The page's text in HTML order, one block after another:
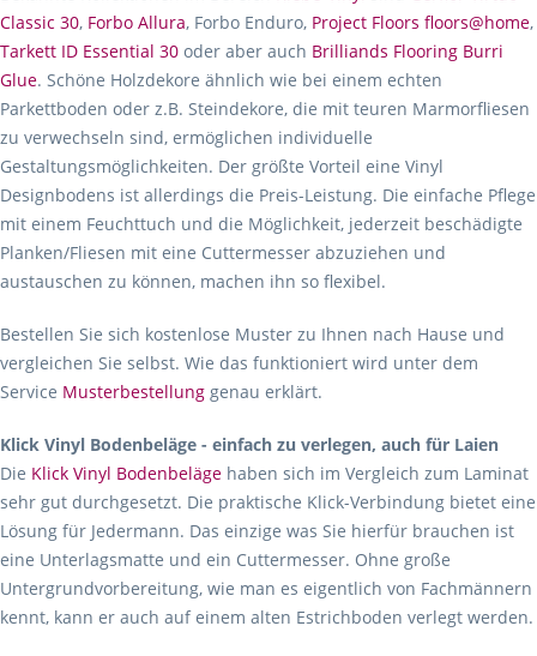
Classic 30, Forbo Allura, Forbo Enduro, Project Floors floors@home,
Tarkett ID Essential 30 oder aber auch Brilliands Flooring Burri
Glue. Schöne Holzdekore ähnlich wie bei einem echten
Parkettboden oder z.B. Steindekore, die mit teuren Marmorfliesen
zu verwechseln sind, ermöglichen individuelle
Gestaltungsmöglichkeiten. Der größte Vorteil eine Vinyl
Designbodens ist allerdings die Preis-Leistung. Die einfache Pflege
mit einem Feuchttuch und die Möglichkeit, jederzeit beschädigte
Planken/Fliesen mit eine Cuttermesser abzuziehen und
austauschen zu können, machen ihn so flexibel.
Bestellen Sie sich kostenlose Muster zu Ihnen nach Hause und
vergleichen Sie selbst. Wie das funktioniert wird unter dem
Service Musterbestellung genau erklärt.
Klick Vinyl Bodenbeläge - einfach zu verlegen, auch für Laien
Die Klick Vinyl Bodenbeläge haben sich im Vergleich zum Laminat
sehr gut durchgesetzt. Die praktische Klick-Verbindung bietet eine
Lösung für Jedermann. Das einzige was Sie hierfür brauchen ist
eine Unterlagsmatte und ein Cuttermesser. Ohne große
Untergrundvorbereitung, wie man es eigentlich von Fachmännern
kennt, kann er auch auf einem alten Estrichboden verlegt werden.